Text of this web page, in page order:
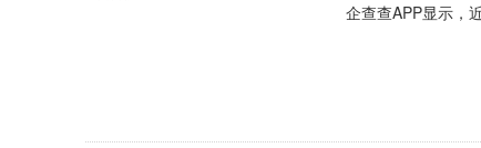
企查查APP显示，